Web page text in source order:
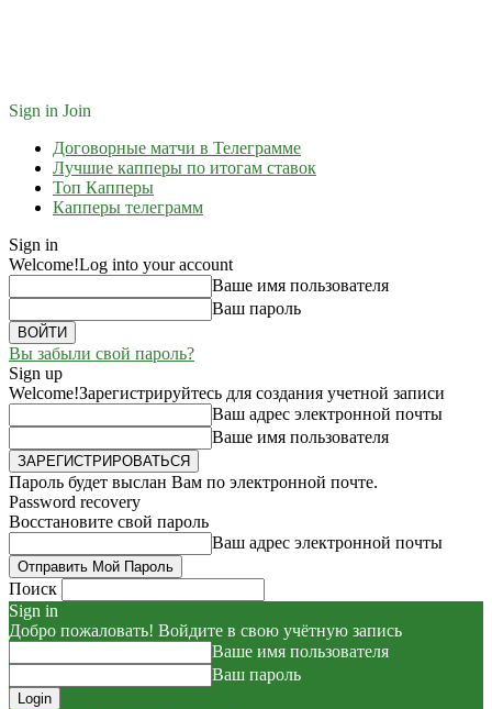
Sign in Join
Договорные матчи в Телеграмме
Лучшие капперы по итогам ставок
Топ Капперы
Капперы телеграмм
Sign in
Welcome!Log into your account
Ваше имя пользователя
Ваш пароль
Вы забыли свой пароль?
Sign up
Welcome!Зарегистрируйтесь для создания учетной записи
Ваш адрес электронной почты
Ваше имя пользователя
Пароль будет выслан Вам по электронной почте.
Password recovery
Восстановите свой пароль
Ваш адрес электронной почты
Поиск
Sign in
Добро пожаловать! Войдите в свою учётную запись
Ваше имя пользователя
Ваш пароль